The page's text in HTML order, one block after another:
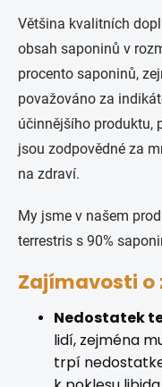
Většina kvalitních
obsah saponinů v
procento saponinů,
považováno za
účinnějšího produktu,
jsou zodpovědné za
na zdraví.
My jsme v našem
terrestris s 90%
Zajímavosti o
Nedostatek
lidí, zejména
trpí